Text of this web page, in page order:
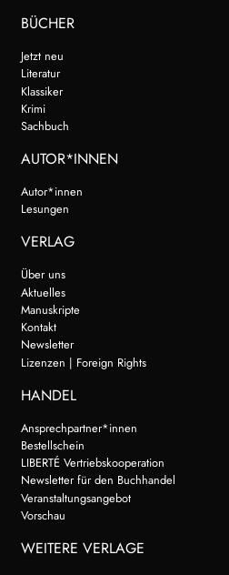
BÜCHER
Jetzt neu
Literatur
Klassiker
Krimi
Sachbuch
AUTOR*INNEN
Autor*innen
Lesungen
VERLAG
Über uns
Aktuelles
Manuskripte
Kontakt
Newsletter
Lizenzen | Foreign Rights
HANDEL
Ansprechpartner*innen
Bestellschein
LIBERTÉ Vertriebskooperation
Newsletter für den Buchhandel
Veranstaltungsangebot
Vorschau
WEITERE VERLAGE